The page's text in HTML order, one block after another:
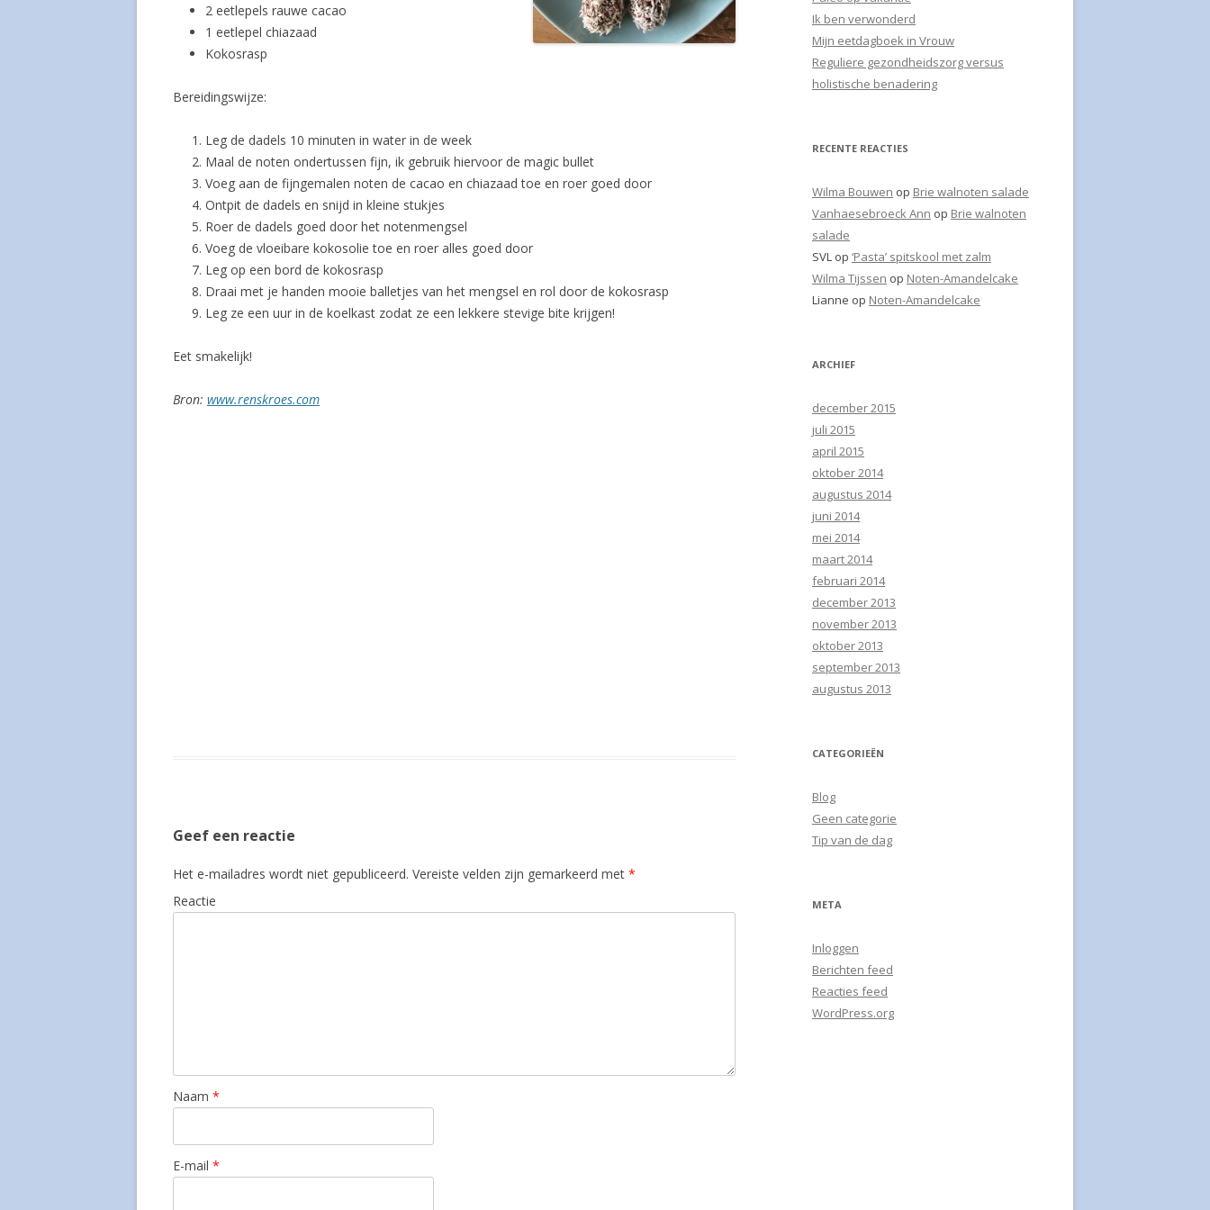
ERWTENSOEP
EXOTISCHE SMOOTHIE
GEHAKT SPERZIEBONEN
SPORTDINER
GEITENKAASSALADE
GROENE ERWTEN PASTASALADE
MET TONIJN
HAMBURGER MET
WOKGROENTEN
HERFSTSALADE
HUTSPOT A LA PALEO MET SPEK
EN HONING
KABELJAUW MET WOKGROENTEN
KIP CURRY MADRAS
KIP HERFST SCHOTEL
MINI SPELT PIZZA
MULTI MUFFINS
NOTEN-AMANDELCAKE
ONTBIJT OP EEN DOORDEWEEKSE
2 eetlepels rauwe cacao
1 eetlepel chiazaad
Kokosrasp
Bereidingswijze:
Leg de dadels 10 minuten in water in de week
Maal de noten ondertussen fijn, ik gebruik hiervoor de magic bullet
Voeg aan de fijngemalen noten de cacao en chiazaad toe en roer goed door
Ontpit de dadels en snijd in kleine stukjes
Roer de dadels goed door het notenmengsel
Voeg de vloeibare kokosolie toe en roer alles goed door
Leg op een bord de kokosrasp
Draai met je handen mooie balletjes van het mengsel en rol door de kokosrasp
Leg ze een uur in de koelkast zodat ze een lekkere stevige bite krijgen!
Eet smakelijk!
Bron: www.renskroes.com
Geef een reactie
Het e-mailadres wordt niet gepubliceerd. Vereiste velden zijn gemarkeerd met *
Reactie
Naam *
E-mail *
a
a
r
:
Ik ben verwonderd
Mijn eetdagboek in Vrouw
Reguliere gezondheidszorg versus
holistische benadering
RECENTE REACTIES
Wilma Bouwen op Brie walnoten salade
Vanhaesebroeck Ann op Brie walnoten
salade
SVL op ‘Pasta’ spitskool met zalm
Wilma Tijssen op Noten-Amandelcake
Lianne op Noten-Amandelcake
ARCHIEF
december 2015
juli 2015
april 2015
oktober 2014
augustus 2014
juni 2014
mei 2014
maart 2014
februari 2014
december 2013
november 2013
oktober 2013
september 2013
augustus 2013
CATEGORIEËN
Blog
Geen categorie
Tip van de dag
META
Inloggen
Berichten feed
Reacties feed
WordPress.org